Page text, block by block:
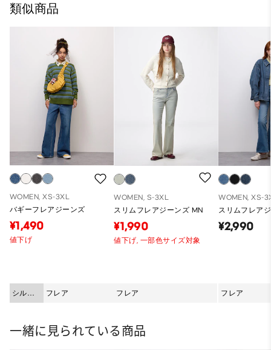
類似商品
WOMEN, XS-3XL
バギーフレアジーンズ
¥1,490
値下げ
シルエ
ット
フレア
WOMEN, S-3XL
スリムフレアジーンズ MN
¥1,990
値下げ, 一部色サイズ対象
フレア
WOMEN, XS-
スリムフレア
¥2,990
フレア
一緒に見られている商品